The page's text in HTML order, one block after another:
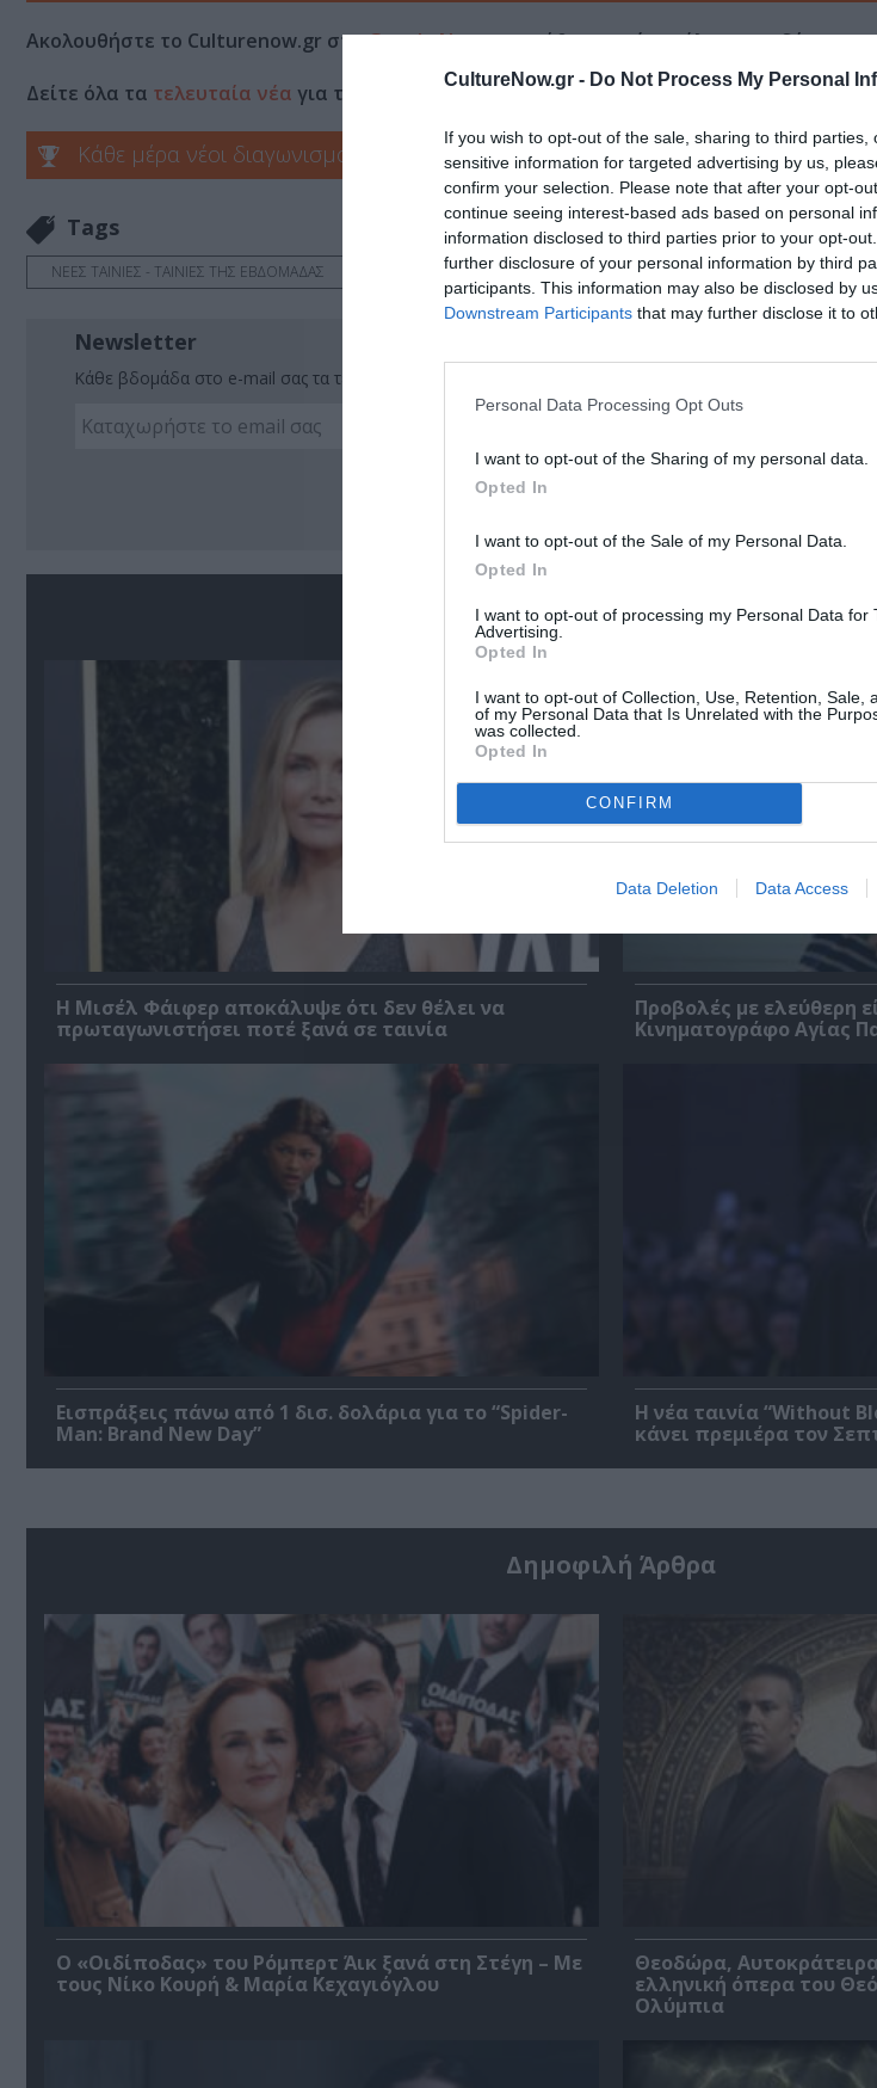
CultureNow.gr - Do Not Process My Personal
If you wish to opt-out of the sale, sharing to third
sensitive information for targeted advertising by us,
confirm your selection. Please note that after your opt-
continue seeing interest-based ads based on personal
information disclosed to third parties prior to your opt-
further disclosure of your personal information by third
participants. This information may also be disclosed by
Downstream Participants that may further disclose it to
Personal Data Processing Opt Outs
I want to opt-out of the Sharing of my personal data.
Opted In
I want to opt-out of the Sale of my Personal Data.
Opted In
I want to opt-out of processing my Personal Data for
Advertising.
Opted In
I want to opt-out of Collection, Use, Retention, Sale,
of my Personal Data that Is Unrelated with the
was collected.
Opted In
CONFIRM
Data Deletion Data Access
Ακολουθήστε το Culturenow.gr στοGoogle Newsκαι μάθετε πρώτοι όλες τις ειδήσεις
Δείτε όλα τα τελευταία νέα για την Τέχνη και τον Πολιτισμό στοCulturenow.gr
Κάθε μέρα νέοι διαγωνισμοί στο Culturenow.gr
Tags
ΝΕΕΣ ΤΑΙΝΙΕΣ - ΤΑΙΝΙΕΣ ΤΗΣ ΕΒΔΟΜΑΔΑΣ ΞΕΝΕΣ ΤΑΙΝΙΕΣ ΠΕΡΙΠΕΤΕΙΑ - ΑΣΤΥΝΟΜΙΚΟ
Newsletter
Κάθε βδομάδα στο e-mail σας τα τελευταία νέα για την Τέχνη και τον Πολιτισμό!
Ακολουθήστε το Culturenow.gr
Σχετικά Άρθρα
Η Μισέλ Φάιφερ αποκάλυψε ότι δεν θέλει να
πρωταγωνιστήσει ποτέ ξανά σε ταινία
Προβολές με ελεύθερη
Κινηματογράφο Αγίας
Εισπράξεις πάνω από 1 δισ. δολάρια για το “Spider-
Man: Brand New Day”
Η νέα ταινία “Without
κάνει πρεμιέρα τον
Δημοφιλή Άρθρα
O «Οιδίποδας» του Ρόμπερτ Άικ ξανά στη Στέγη – Με
τους Νίκο Κουρή & Μαρία Κεχαγιόγλου
Θεοδώρα,
ελληνική όπερα του
Ολύμπια